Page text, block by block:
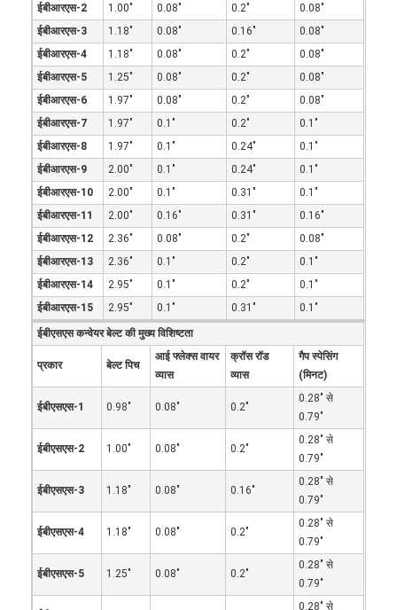
ओवन कन्वेयर बेल्ट
ईबीआरएस-2
1.00" 0.08" 0.2"
0.08"
ईबीआरएस-3
1.18" 0.08" 0.16"
0.08"
ईबीआरएस-4
1.18" 0.08" 0.2"
0.08"
ईबीआरएस-5
1.25" 0.08" 0.2"
0.08"
ईबीआरएस-6
1.97" 0.08" 0.2"
0.08"
ईबीआरएस-7
1.97" 0.1" 0.2"
0.1"
ईबीआरएस-8
1.97" 0.1" 0.24"
0.1"
ईबीआरएस-9
2.00" 0.1" 0.24"
0.1"
ईबीआरएस-10
2.00" 0.1" 0.31"
0.1"
ईबीआरएस-11
2.00" 0.16" 0.31"
0.16"
ईबीआरएस-12
2.36" 0.08" 0.2"
0.08"
ईबीआरएस-13
2.36" 0.1" 0.2"
0.1"
ईबीआरएस-14
2.95" 0.1" 0.2"
0.1"
ईबीआरएस-15
2.95" 0.1" 0.31" 0.1"
ईबीएसएस कन्वेयर बेल्ट की मुख्य विशिष्टता
प्रकार बेल्ट पिच
आई फ्लेक्स वायर
व्यास
क्रॉस रॉड
व्यास
गैप स्पेसिंग
(मिनट)
ईबीएसएस-1 0.98" 0.08" 0.2"
0.28" से
0.79"
ईबीएसएस-2 1.00" 0.08" 0.2"
0.28" से
0.79"
ईबीएसएस-3 1.18" 0.08" 0.16"
0.28" से
0.79"
ईबीएसएस-4 1.18" 0.08" 0.2"
0.28" से
0.79"
ईबीएसएस-5 1.25" 0.08" 0.2"
0.28" से
0.79"
0.28" से